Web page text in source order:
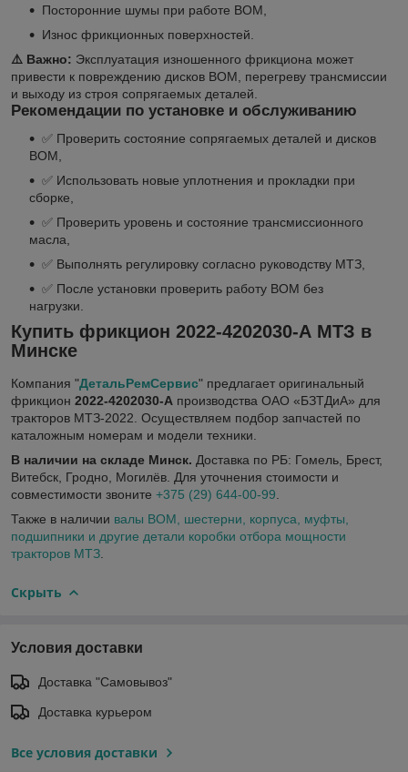
Посторонние шумы при работе ВОМ,
Износ фрикционных поверхностей.
⚠️ Важно: Эксплуатация изношенного фрикциона может
привести к повреждению дисков ВОМ, перегреву трансмиссии
и выходу из строя сопрягаемых деталей.
Рекомендации по установке и обслуживанию
✅ Проверить состояние сопрягаемых деталей и дисков
ВОМ,
✅ Использовать новые уплотнения и прокладки при
сборке,
✅ Проверить уровень и состояние трансмиссионного
масла,
✅ Выполнять регулировку согласно руководству МТЗ,
✅ После установки проверить работу ВОМ без
нагрузки.
Купить фрикцион 2022-4202030-А МТЗ в
Минске
Компания "ДетальРемСервис" предлагает оригинальный
фрикцион 2022-4202030-А производства ОАО «БЗТДиА» для
тракторов МТЗ-2022. Осуществляем подбор запчастей по
каталожным номерам и модели техники.
В наличии на складе Минск. Доставка по РБ: Гомель, Брест,
Витебск, Гродно, Могилёв. Для уточнения стоимости и
совместимости звоните +375 (29) 644-00-99
Также в наличии валы ВОМ, шестерни, корпуса, муфты,
подшипники и другие детали коробки отбора мощности
тракторов МТЗ
Скрыть
Условия доставки
Доставка "Самовывоз"
Доставка курьером
Все условия доставки